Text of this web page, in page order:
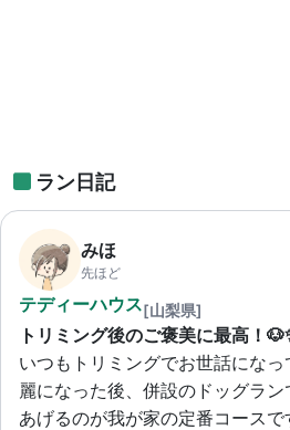
ラン日記
みほ
先ほど
テディーハウス[山梨県]
トリミング後のご褒美に最高！
いつもトリミングでお世話にな
麗になった後、併設のドッグラ
あげるのが我が家の定番コース